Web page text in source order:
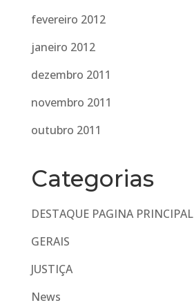
fevereiro 2012
janeiro 2012
dezembro 2011
novembro 2011
outubro 2011
Categorias
DESTAQUE PAGINA PRINCIPAL
GERAIS
JUSTIÇA
News